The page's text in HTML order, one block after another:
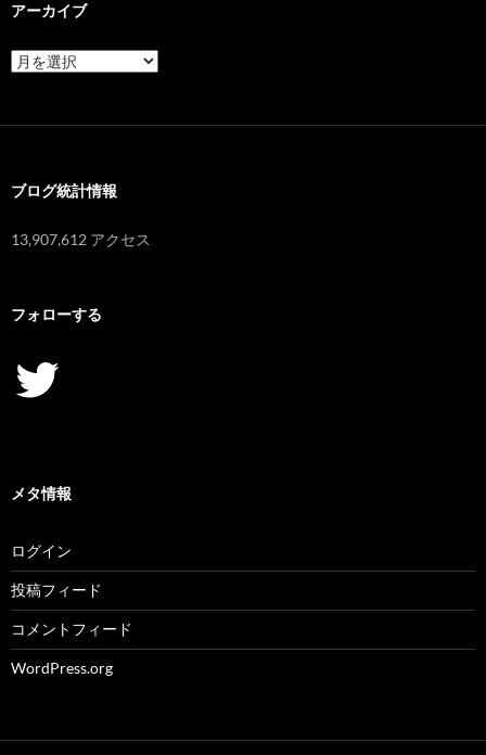
アーカイブ
ア
ー
ブログ統計情報
13,907,612 アクセス
フォローする
Twitter
メタ情報
ログイン
投稿フィード
コメントフィード
WordPress.org